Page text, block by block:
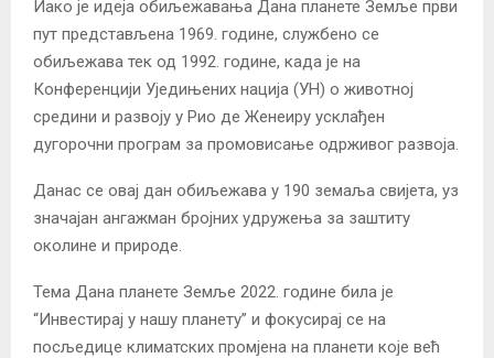
Иако је идеја обиљежавања Дана планете Земље први
пут представљена 1969. године, службено се
обиљежава тек од 1992. године, када је на
Конференцији Уједињених нација (УН) о животној
средини и развоју у Рио де Женеиру усклађен
дугорочни програм за промовисање одрживог развоја.
Данас се овај дан обиљежава у 190 земаља свијета, уз
значајан ангажман бројних удружења за заштиту
околине и природе.
Тема Дана планете Земље 2022. године била је
“Инвестирај у нашу планету” и фокусирај се на
посљедице климатских промјена на планети које већ